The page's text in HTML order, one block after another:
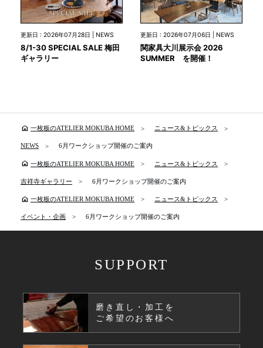
更新日 : 2026年07月28日 | NEWS
8/1-30 SPECIAL SALE 梅田
ギャラリー
更新日 : 2026年07月06日 | NEWS
関家具大川展示会 2026
SUMMER を開催！
home 一枚板のATELIER MOKUBA HOME ニュース&トピックス
NEWS 6月ワークショップ開催のご案内
home 一枚板のATELIER MOKUBA HOME ニュース&トピックス
吉祥寺ギャラリー 6月ワークショップ開催のご案内
home 一枚板のATELIER MOKUBA HOME ニュース&トピックス
イベント・企画 6月ワークショップ開催のご案内
SUPPORT
磨き直し・加工を
ご希望のお客様へ